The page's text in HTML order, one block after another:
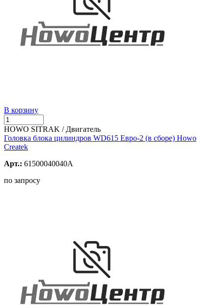
В корзину
HOWO SITRAK / Двигатель
Головка блока цилиндров WD615 Евро-2 (в сборе) Howo
Createk
Арт.: 61500040040A
по запросу